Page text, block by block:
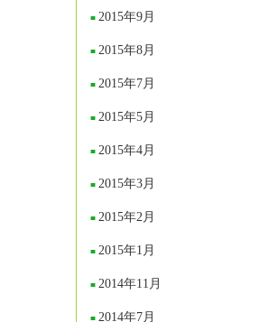
2015年9月
2015年8月
2015年7月
2015年5月
2015年4月
2015年3月
2015年2月
2015年1月
2014年11月
2014年7月